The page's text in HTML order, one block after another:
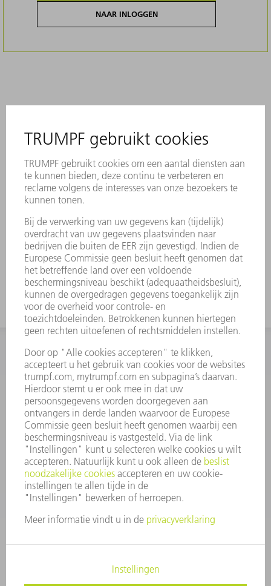
NAAR INLOGGEN
INFORMATIE
Veel gestelde vragen
Algemene voorwaarden
CONTACT
+31 88 4002 400
Ma. - vr. 8.00 - 17.00 uur
onderdelen.tnl@de.trumpf.com